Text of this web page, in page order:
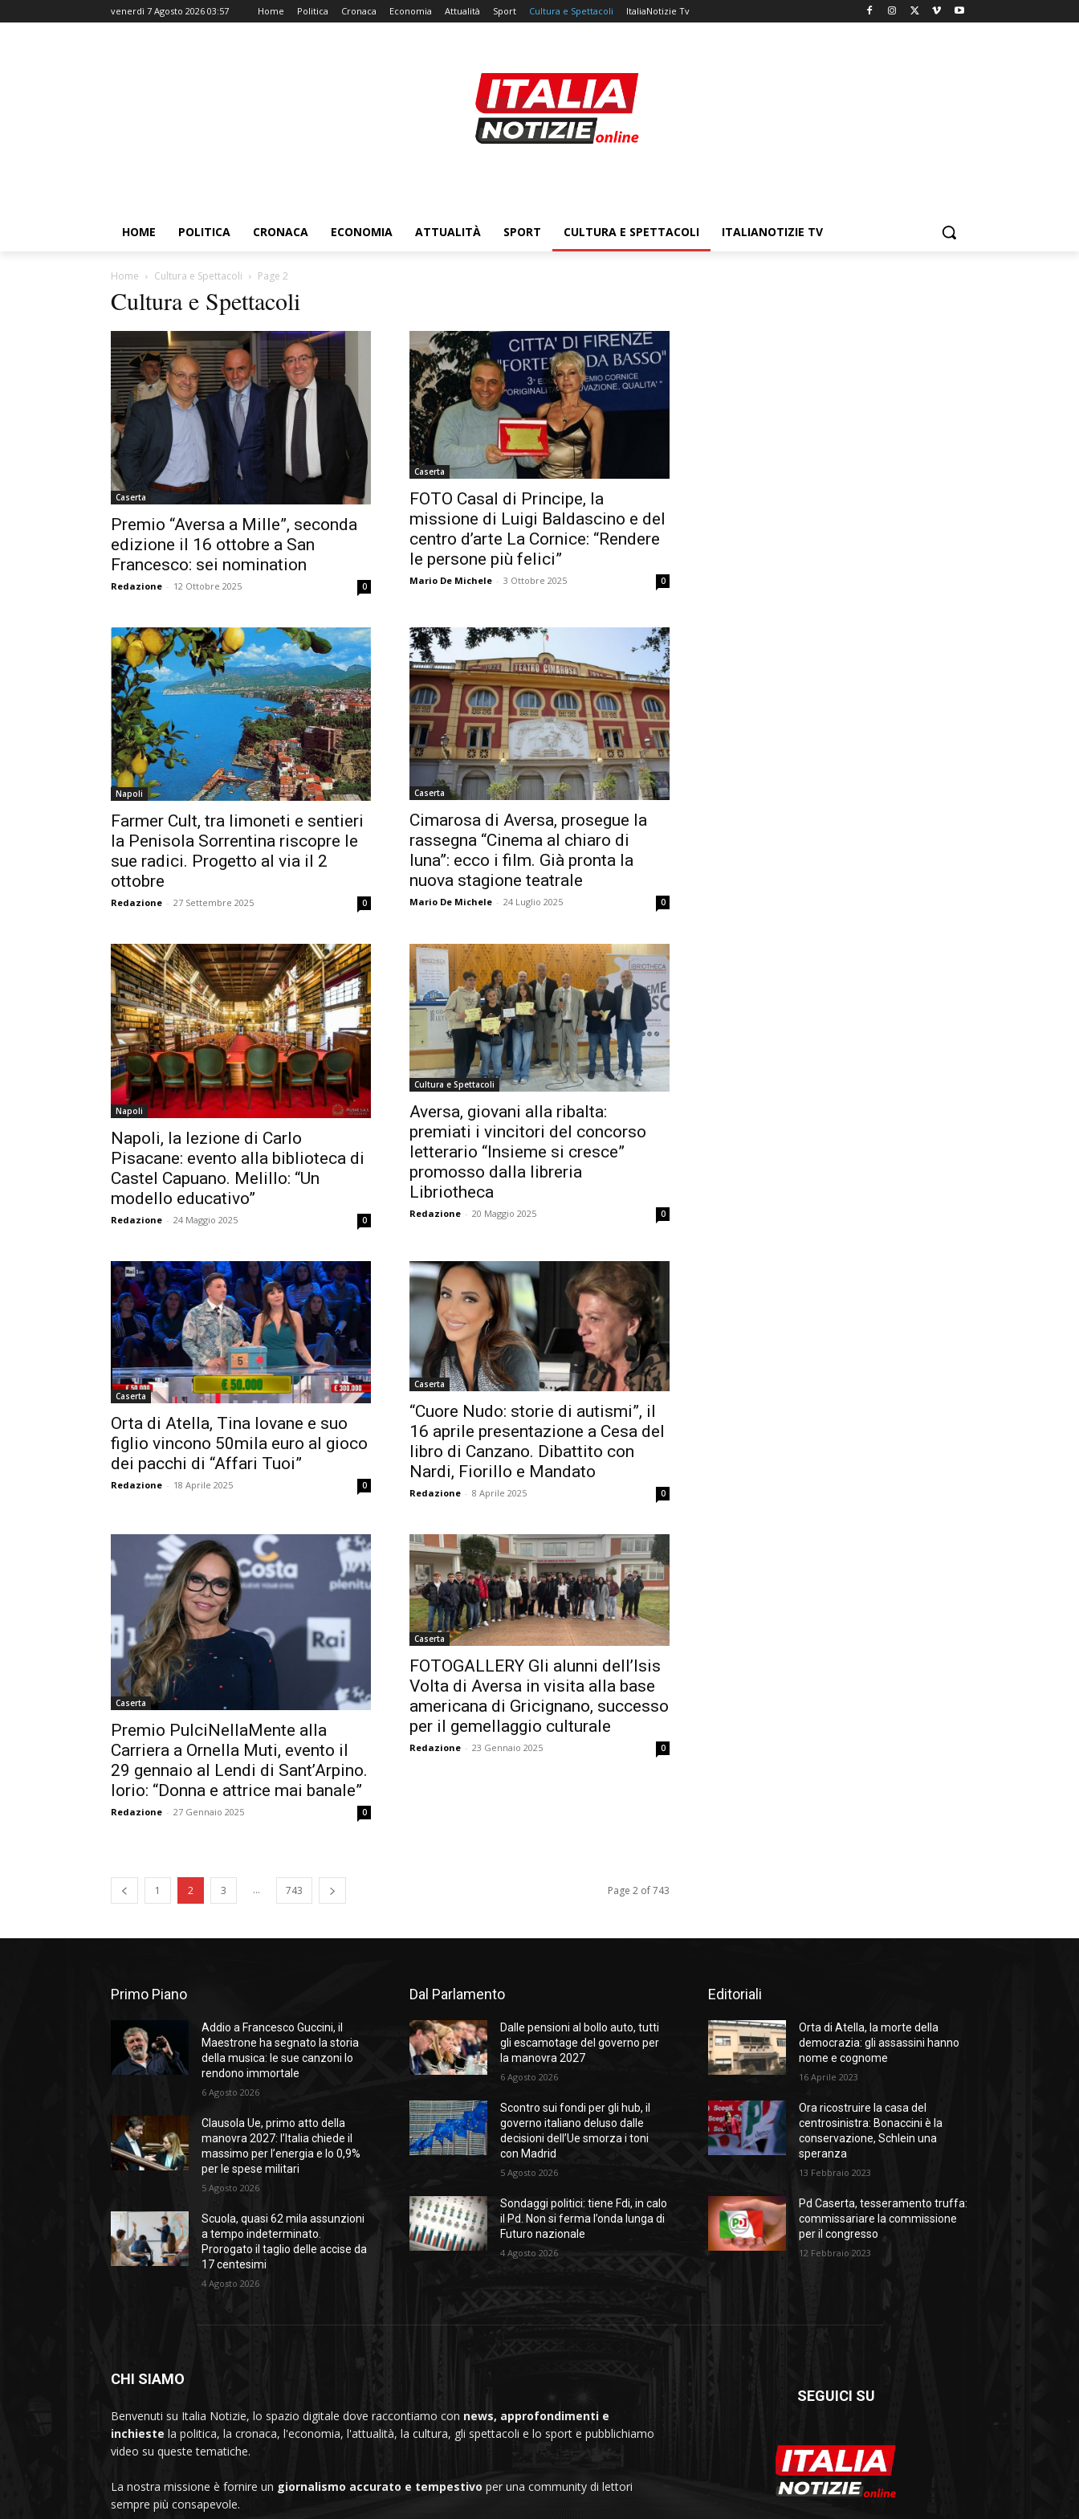
venerdì 7 Agosto 2026 03:57 Home Politica Cronaca Economia Attualità Sport Cultura e Spettacoli ItaliaNotizie Tv
HOME POLITICA CRONACA ECONOMIA ATTUALITÀ SPORT CULTURA E SPETTACOLI ITALIANOTIZIE TV
Home Cultura e Spettacoli Page 2
Cultura e Spettacoli
Caserta
Premio “Aversa a Mille”, seconda
edizione il 16 ottobre a San
Francesco: sei nomination
Redazione - 12 Ottobre 2025 0
Caserta
FOTO Casal di Principe, la
missione di Luigi Baldascino e del
centro d’arte La Cornice: “Rendere
le persone più felici”
Mario De Michele - 3 Ottobre 2025 0
Napoli
Farmer Cult, tra limoneti e sentieri
la Penisola Sorrentina riscopre le
sue radici. Progetto al via il 2
ottobre
Redazione - 27 Settembre 2025 0
Caserta
Cimarosa di Aversa, prosegue la
rassegna “Cinema al chiaro di
luna”: ecco i film. Già pronta la
nuova stagione teatrale
Mario De Michele - 24 Luglio 2025 0
Napoli
Napoli, la lezione di Carlo
Pisacane: evento alla biblioteca di
Castel Capuano. Melillo: “Un
modello educativo”
Redazione - 24 Maggio 2025 0
Cultura e Spettacoli
Aversa, giovani alla ribalta:
premiati i vincitori del concorso
letterario “Insieme si cresce”
promosso dalla libreria
Libriotheca
Redazione - 20 Maggio 2025 0
Caserta
Orta di Atella, Tina Iovane e suo
figlio vincono 50mila euro al gioco
dei pacchi di “Affari Tuoi”
Redazione - 18 Aprile 2025 0
Caserta
“Cuore Nudo: storie di autismi”, il
16 aprile presentazione a Cesa del
libro di Canzano. Dibattito con
Nardi, Fiorillo e Mandato
Redazione - 8 Aprile 2025 0
Caserta
Premio PulciNellaMente alla
Carriera a Ornella Muti, evento il
29 gennaio al Lendi di Sant’Arpino.
Iorio: “Donna e attrice mai banale”
Redazione - 27 Gennaio 2025 0
Caserta
FOTOGALLERY Gli alunni dell’Isis
Volta di Aversa in visita alla base
americana di Gricignano, successo
per il gemellaggio culturale
Redazione - 23 Gennaio 2025 0
1 2 3 ... 743 Page 2 of 743
Primo Piano
Addio a Francesco Guccini, il
Maestrone ha segnato la storia
della musica: le sue canzoni lo
rendono immortale
6 Agosto 2026
Clausola Ue, primo atto della
manovra 2027: l’Italia chiede il
massimo per l’energia e lo 0,9%
per le spese militari
5 Agosto 2026
Scuola, quasi 62 mila assunzioni
a tempo indeterminato.
Prorogato il taglio delle accise da
17 centesimi
4 Agosto 2026
Dal Parlamento
Dalle pensioni al bollo auto, tutti
gli escamotage del governo per
la manovra 2027
6 Agosto 2026
Scontro sui fondi per gli hub, il
governo italiano deluso dalle
decisioni dell’Ue smorza i toni
con Madrid
5 Agosto 2026
Sondaggi politici: tiene Fdi, in calo
il Pd. Non si ferma l’onda lunga di
Futuro nazionale
4 Agosto 2026
Editoriali
Orta di Atella, la morte della
democrazia: gli assassini hanno
nome e cognome
16 Aprile 2023
Ora ricostruire la casa del
centrosinistra: Bonaccini è la
conservazione, Schlein una
speranza
13 Febbraio 2023
Pd Caserta, tesseramento truffa:
commissariare la commissione
per il congresso
12 Febbraio 2023
CHI SIAMO
Benvenuti su Italia Notizie, lo spazio digitale dove raccontiamo con news, approfondimenti e
inchieste la politica, la cronaca, l'economia, l'attualità, la cultura, gli spettacoli e lo sport e pubblichiamo
video su queste tematiche.
La nostra missione è fornire un giornalismo accurato e tempestivo per una community di lettori
sempre più consapevole.
SEGUICI SU